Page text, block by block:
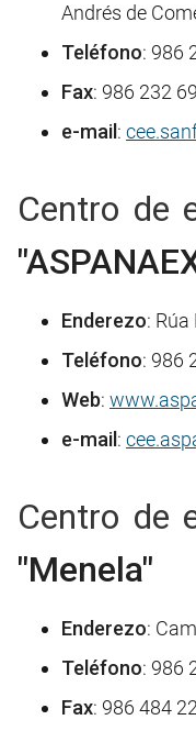
Andrés de
Teléfono: 986
Fax: 986 232
e-mail :
Centro de
Enderezo:
Teléfono: 986
Web:
e-mail :
Centro de
"Menela"
Enderezo:
Teléfono: 986
Fax: 986 484